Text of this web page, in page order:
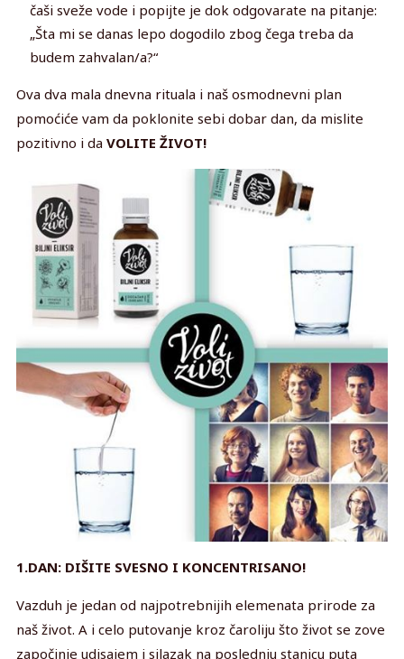
čaši sveže vode i popijte je dok odgovarate na pitanje:
„Šta mi se danas lepo dogodilo zbog čega treba da
budem zahvalan/a?“
Ova dva mala dnevna rituala i naš osmodnevni plan
pomoćiće vam da poklonite sebi dobar dan, da mislite
pozitivno i da VOLITE ŽIVOT!
1.DAN: DIŠITE SVESNO I KONCENTRISANO!
Vazduh je jedan od najpotrebnijih elemenata prirode za
naš život. A i celo putovanje kroz čaroliju što život se zove
započinje udisajem i silazak na poslednju stanicu puta